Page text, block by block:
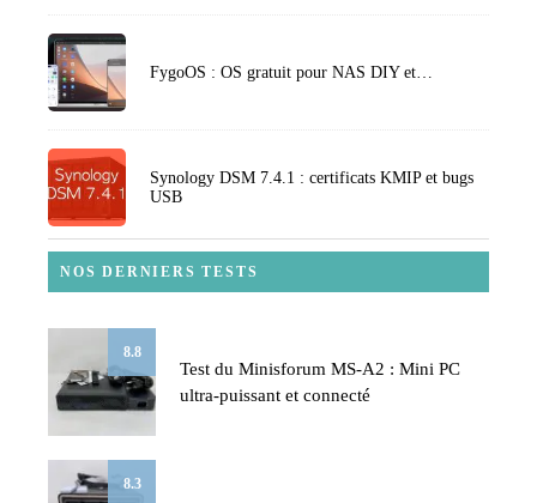
FygoOS : OS gratuit pour NAS DIY et…
Synology DSM 7.4.1 : certificats KMIP et bugs
USB
NOS DERNIERS TESTS
8.8
Test du Minisforum MS-A2 : Mini PC
ultra-puissant et connecté
8.3